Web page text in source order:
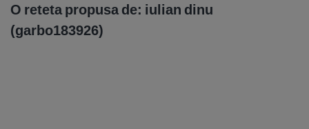
O reteta propusa de: iulian dinu
(garbo183926)